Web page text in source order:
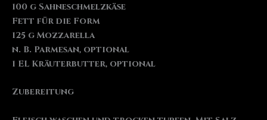
100 g Sahneschmelzkäse
Fett für die Form
125 g Mozzarella
n. B. Parmesan, optional
1 EL Kräuterbutter, optional
Zubereitung